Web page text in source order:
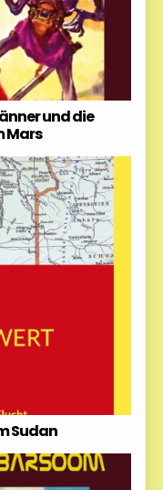
und die
Mars
Sudan